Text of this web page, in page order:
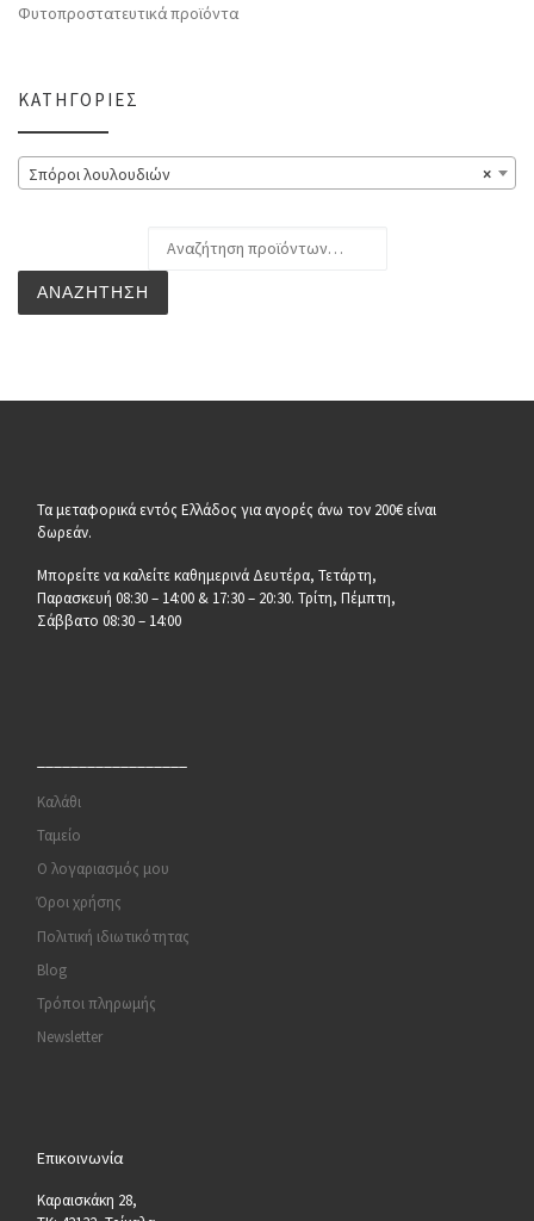
Φυτοπροστατευτικά προϊόντα
ΚΑΤΗΓΟΡΊΕΣ
×
Σπόροι λουλουδιών
ΑΝΑΖΉΤΗΣΗ
Τα μεταφορικά εντός Ελλάδος για αγορές άνω τον 200€ είναι
δωρεάν.
Μπορείτε να καλείτε καθημερινά Δευτέρα, Τετάρτη,
Παρασκευή 08:30 – 14:00 & 17:30 – 20:30. Τρίτη, Πέμπτη,
Σάββατο 08:30 – 14:00
Καλάθι
Ταμείο
Ο λογαριασμός μου
Όροι χρήσης
Πολιτική ιδιωτικότητας
Blog
Τρόποι πληρωμής
Newsletter
Επικοινωνία
Καραισκάκη 28,